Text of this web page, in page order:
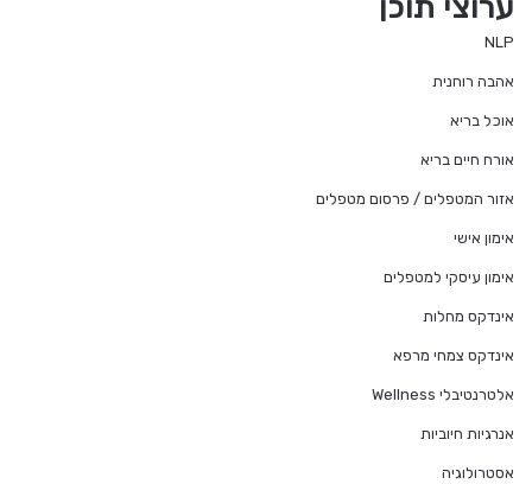
NLP
אהבה רוחנית
אוכל בריא
אורח חיים בריא
אזור המטפלים / פרסום מטפלים
אימון אישי
אימון עיסקי למטפלים
אינדקס מחלות
אינדקס צמחי מרפא
אלטרנטיבלי Wellness
אנרגיות חיוביות
אסטרולוגיה